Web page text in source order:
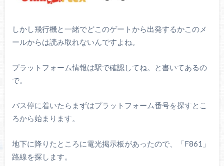
しかし飛行機と一緒でどこのゲートから出発するかこのメ
ールからは読み取れないんですよね。
プラットフォーム情報は駅で確認してね。と書いてあるの
で。
バス停に着いたらまずはプラットフォーム番号を探すとこ
ろから始まります。
地下に降りたところに電光掲示板があったので、「F861」
路線を探します。